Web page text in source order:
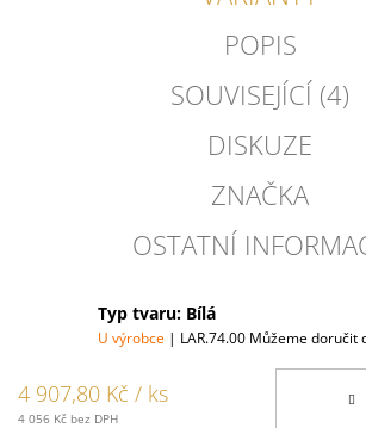
POPIS
SOUVISEJÍCÍ (4)
DISKUZE
ZNAČKA
OSTATNÍ
Typ tvaru: Bílá
U výrobce | LAR.74.00 Můžeme doručit
4 907,80 Kč / ks
4 056 Kč bez DPH